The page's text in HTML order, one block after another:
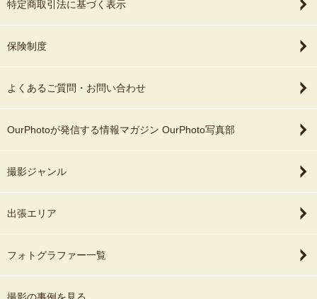
特定商取引法に基づく表示
保険制度
よくあるご質問・お問い合わせ
OurPhotoが発信する情報マガジン OurPhoto写真部
撮影ジャンル
出張エリア
フォトグラファー一覧